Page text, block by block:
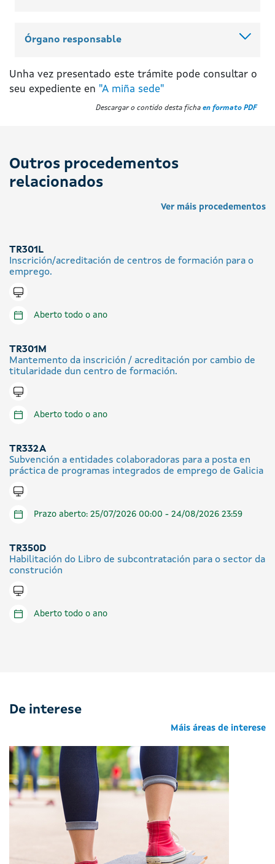
Órgano responsable
Unha vez presentado este trámite pode consultar o
seu expediente en "A miña sede"
Descargar o contido desta ficha en formato PDF
Outros procedementos
relacionados
Ver máis procedementos
TR301L
Inscrición/acreditación de centros de formación para o
emprego.
Tramitar en liña
Aberto todo o ano
TR301M
Mantemento da inscrición / acreditación por cambio de
titularidade dun centro de formación.
Tramitar en liña
Aberto todo o ano
TR332A
Subvención a entidades colaboradoras para a posta en
práctica de programas integrados de emprego de Galicia
Tramitar en liña
Prazo aberto: 25/07/2026 00:00 - 24/08/2026 23:59
TR350D
Habilitación do Libro de subcontratación para o sector da
construción
Tramitar en liña
Aberto todo o ano
De interese
Máis áreas de interese